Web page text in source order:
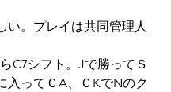
い。プレイは共同管理人
C7シフト。Jで勝ってＳ
入ってＣA、ＣKでNのク